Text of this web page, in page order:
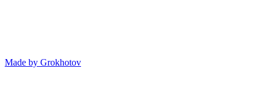
Made by Grokhotov